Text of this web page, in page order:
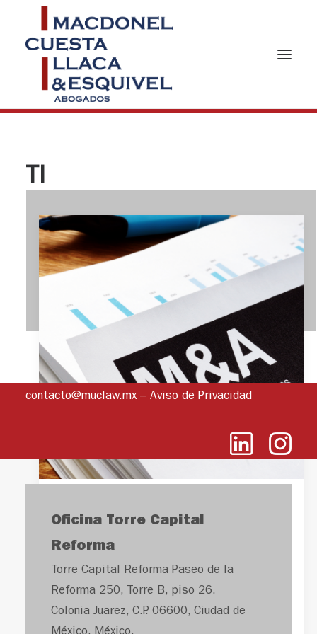
NOSOTROS
NOTICIAS
EQUIPO
CONTACTO
TI
México: Foco de
inversión mundial
adquisiciones frente al alza
contacto@muclaw.mx– Aviso de Privacidad
Oficina Torre Capital
Reforma
Torre Capital Reforma Paseo de la
Reforma 250, Torre B, piso 26.
Colonia Juarez, C.P. 06600, Ciudad de